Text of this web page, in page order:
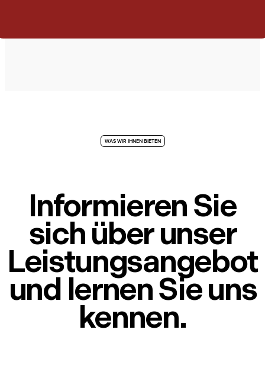
WAS WIR IHNEN BIETEN
Informieren Sie
sich über unser
Leistungsangebot
und lernen Sie uns
kennen.